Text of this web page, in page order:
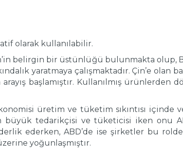
olarak kullanılabilir.
belirgin bir üstünlüğü bulunmakta olup,
yaratmaya çalışmaktadır. Çin’e olan
arayış başlamıştır. Kullanılmış
üretim ve tüketim sıkıntısı içinde
büyük tedarikçisi ve tüketicisi iken onu
ederken, ABD’de ise şirketler bu
yoğunlaşmıştır.